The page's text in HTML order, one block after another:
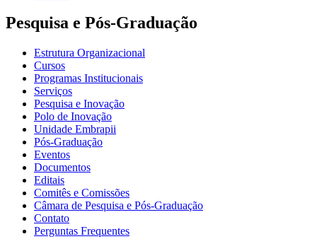
Pesquisa e Pós-Graduação
Estrutura Organizacional
Cursos
Programas Institucionais
Serviços
Pesquisa e Inovação
Polo de Inovação
Unidade Embrapii
Pós-Graduação
Eventos
Documentos
Editais
Comitês e Comissões
Câmara de Pesquisa e Pós-Graduação
Contato
Perguntas Frequentes